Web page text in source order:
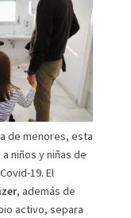
de menores, esta
niños y niñas de
19. El
, además de
activo, separa